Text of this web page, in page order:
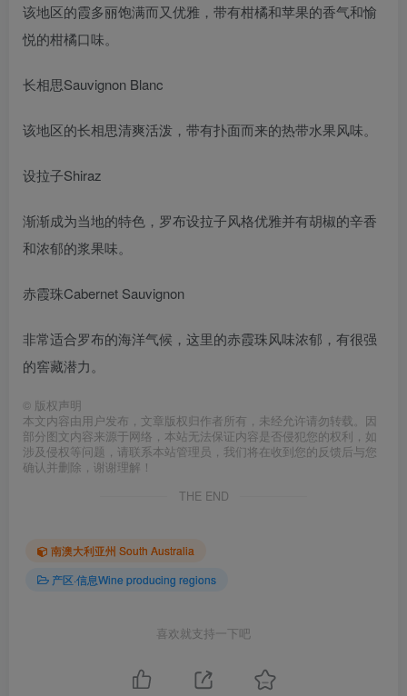
该地区的霞多丽饱满而又优雅，带有柑橘和苹果的香气和愉
悦的柑橘口味。
长相思Sauvignon Blanc
该地区的长相思清爽活泼，带有扑面而来的热带水果风味。
设拉子Shiraz
渐渐成为当地的特色，罗布设拉子风格优雅并有胡椒的辛香
和浓郁的浆果味。
赤霞珠Cabernet Sauvignon
非常适合罗布的海洋气候，这里的赤霞珠风味浓郁，有很强
的窖藏潜力。
© 版权声明
本文内容由用户发布，文章版权归作者所有，未经允许请勿转载。因
部分图文内容来源于网络，本站无法保证内容是否侵犯您的权利，如
涉及侵权等问题，请联系本站管理员，我们将在收到您的反馈后与您
确认并删除，谢谢理解！
THE END
南澳大利亚州 South Australia
产区·信息Wine producing regions
喜欢就支持一下吧